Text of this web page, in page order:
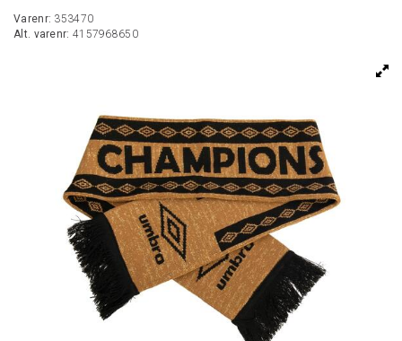
Varenr: 353470
Alt. varenr: 4157968650